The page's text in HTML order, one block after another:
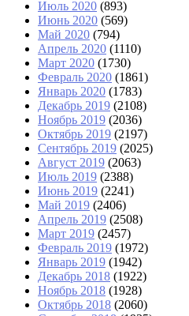
Июль 2020 (893)
Июнь 2020 (569)
Май 2020 (794)
Апрель 2020 (1110)
Март 2020 (1730)
Февраль 2020 (1861)
Январь 2020 (1783)
Декабрь 2019 (2108)
Ноябрь 2019 (2036)
Октябрь 2019 (2197)
Сентябрь 2019 (2025)
Август 2019 (2063)
Июль 2019 (2388)
Июнь 2019 (2241)
Май 2019 (2406)
Апрель 2019 (2508)
Март 2019 (2457)
Февраль 2019 (1972)
Январь 2019 (1942)
Декабрь 2018 (1922)
Ноябрь 2018 (1928)
Октябрь 2018 (2060)